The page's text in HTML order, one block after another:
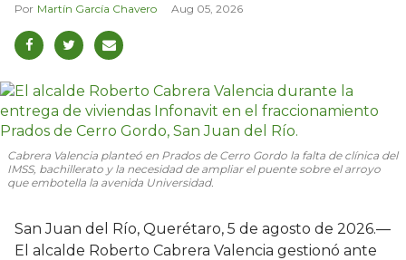
Martín García Chavero Aug 05, 2026
Cabrera Valencia planteó en Prados de Cerro Gordo la falta de clínica del
IMSS, bachillerato y la necesidad de ampliar el puente sobre el arroyo
que embotella la avenida Universidad.
San Juan del Río, Querétaro, 5 de agosto de 2026.—
El alcalde Roberto Cabrera Valencia gestionó ante